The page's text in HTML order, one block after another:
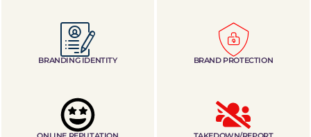
BRANDING IDENTITY BRAND PROTECTION